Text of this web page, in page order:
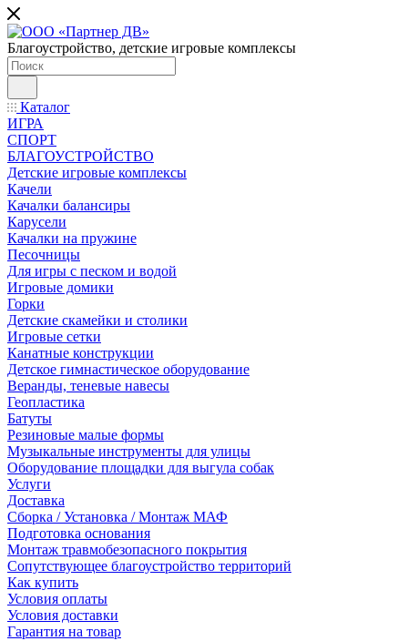
Благоустройство, детские игровые комплексы
Каталог
ИГРА
СПОРТ
БЛАГОУСТРОЙСТВО
Детские игровые комплексы
Качели
Качалки балансиры
Карусели
Качалки на пружине
Песочницы
Для игры с песком и водой
Игровые домики
Горки
Детские скамейки и столики
Игровые сетки
Канатные конструкции
Детское гимнастическое оборудование
Веранды, теневые навесы
Геопластика
Батуты
Резиновые малые формы
Музыкальные инструменты для улицы
Оборудование площадки для выгула собак
Услуги
Доставка
Сборка / Установка / Монтаж МАФ
Подготовка основания
Монтаж травмобезопасного покрытия
Сопутствующее благоустройство территорий
Как купить
Условия оплаты
Условия доставки
Гарантия на товар